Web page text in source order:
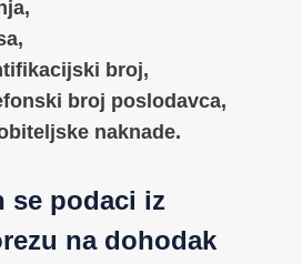
broj,
broj poslodavca,
naknade.
se podaci iz
na dohodak